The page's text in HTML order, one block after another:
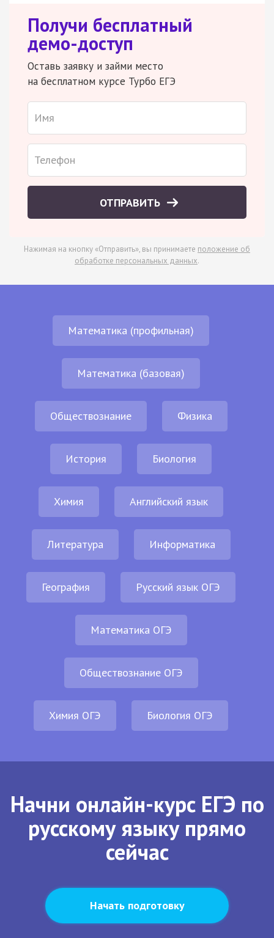
Получи бесплатный
демо-доступ
Оставь заявку и займи место
на бесплатном курсе Турбо ЕГЭ
ОТПРАВИТЬ
Нажимая на кнопку «Отправить», вы принимаете положение об
обработке персональных данных.
Математика (профильная)
Математика (базовая)
Обществознание Физика
История Биология
Химия Английский язык
Литература Информатика
География Русский язык ОГЭ
Математика ОГЭ
Обществознание ОГЭ
Химия ОГЭ Биология ОГЭ
Начни онлайн-курс ЕГЭ по
русскому языку прямо
сейчас
Начать подготовку